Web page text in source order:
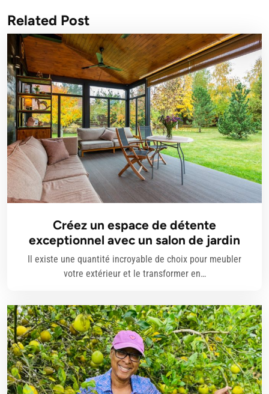
Related Post
Créez un espace de détente
exceptionnel avec un salon de jardin
Il existe une quantité incroyable de choix pour meubler
votre extérieur et le transformer en…